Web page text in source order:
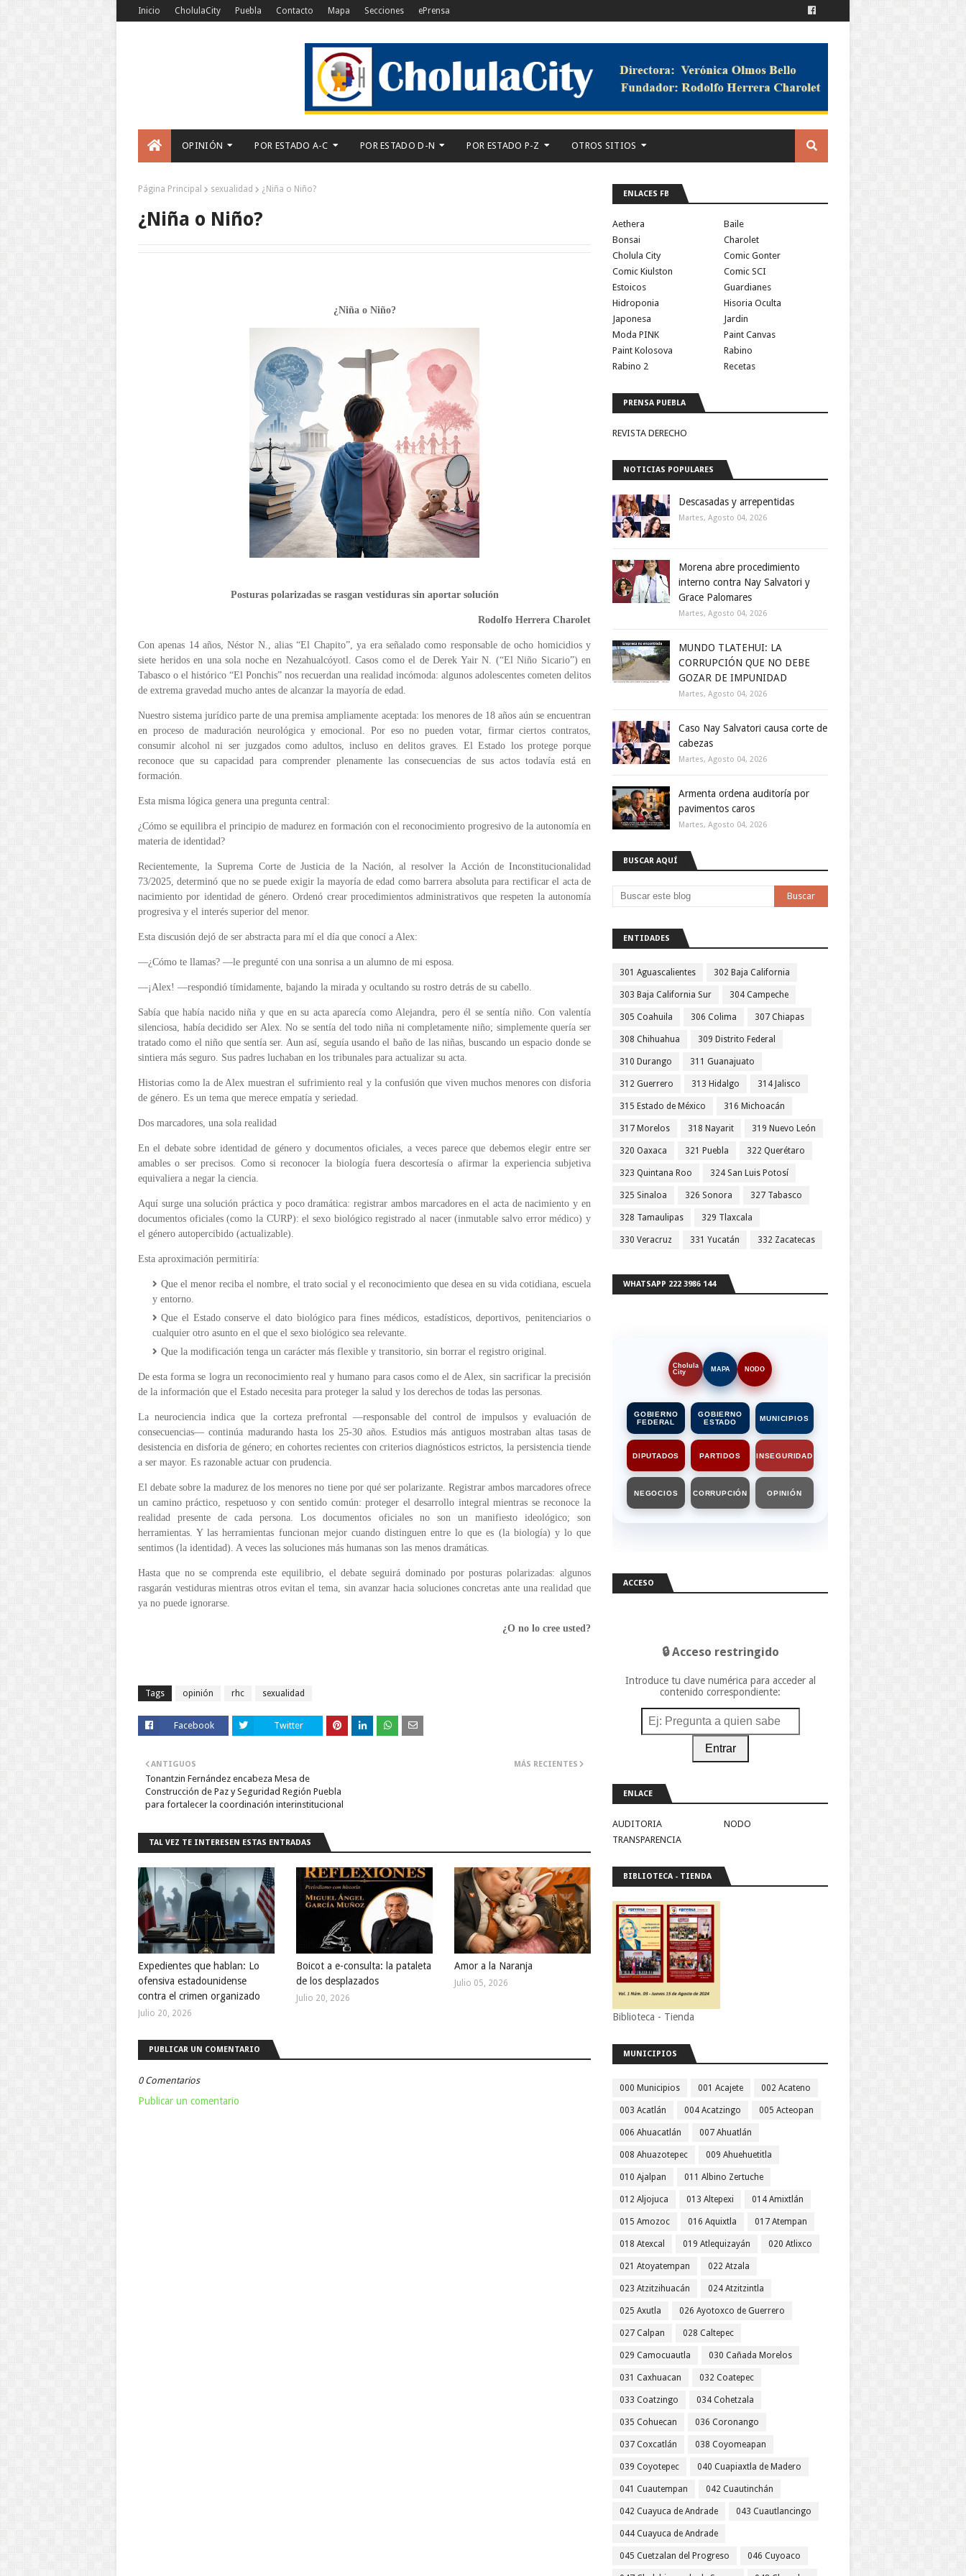
Inicio CholulaCity Puebla Contacto Mapa Secciones ePrensa
OPINIÓN POR ESTADO A-C POR ESTADO D-N POR ESTADO P-Z OTROS SITIOS
Página Principal sexualidad ¿Niña o Niño?
¿Niña o Niño?
¿Niña o Niño?
Posturas polarizadas se rasgan vestiduras sin aportar solución
Rodolfo Herrera Charolet
Con apenas 14 años, Néstor N., alias “El Chapito”, ya era señalado como responsable de ocho homicidios y
siete heridos en una sola noche en Nezahualcóyotl. Casos como el de Derek Yair N. (“El Niño Sicario”) en
Tabasco o el histórico “El Ponchis” nos recuerdan una realidad incómoda: algunos adolescentes cometen delitos
de extrema gravedad mucho antes de alcanzar la mayoría de edad.
Nuestro sistema jurídico parte de una premisa ampliamente aceptada: los menores de 18 años aún se encuentran
en proceso de maduración neurológica y emocional. Por eso no pueden votar, firmar ciertos contratos,
consumir alcohol ni ser juzgados como adultos, incluso en delitos graves. El Estado los protege porque
reconoce que su capacidad para comprender plenamente las consecuencias de sus actos todavía está en
formación.
Esta misma lógica genera una pregunta central:
¿Cómo se equilibra el principio de madurez en formación con el reconocimiento progresivo de la autonomía en
materia de identidad?
Recientemente, la Suprema Corte de Justicia de la Nación, al resolver la Acción de Inconstitucionalidad
73/2025, determinó que no se puede exigir la mayoría de edad como barrera absoluta para rectificar el acta de
nacimiento por identidad de género. Ordenó crear procedimientos administrativos que respeten la autonomía
progresiva y el interés superior del menor.
Esta discusión dejó de ser abstracta para mí el día que conocí a Alex:
—¿Cómo te llamas? —le pregunté con una sonrisa a un alumno de mi esposa.
—¡Alex! —respondió tímidamente, bajando la mirada y ocultando su rostro detrás de su cabello.
Sabía que había nacido niña y que en su acta aparecía como Alejandra, pero él se sentía niño. Con valentía
silenciosa, había decidido ser Alex. No se sentía del todo niña ni completamente niño; simplemente quería ser
tratado como el niño que sentía ser. Aun así, seguía usando el baño de las niñas, buscando un espacio donde se
sintiera más seguro. Sus padres luchaban en los tribunales para actualizar su acta.
Historias como la de Alex muestran el sufrimiento real y la confusión que viven muchos menores con disforia
de género. Es un tema que merece empatía y seriedad.
Dos marcadores, una sola realidad
En el debate sobre identidad de género y documentos oficiales, a veces parece que debemos elegir entre ser
amables o ser precisos. Como si reconocer la biología fuera descortesía o afirmar la experiencia subjetiva
equivaliera a negar la ciencia.
Aquí surge una solución práctica y poco dramática: registrar ambos marcadores en el acta de nacimiento y en
documentos oficiales (como la CURP): el sexo biológico registrado al nacer (inmutable salvo error médico) y
el género autopercibido (actualizable).
Esta aproximación permitiría:
Que el menor reciba el nombre, el trato social y el reconocimiento que desea en su vida cotidiana, escuela
y entorno.
Que el Estado conserve el dato biológico para fines médicos, estadísticos, deportivos, penitenciarios o
cualquier otro asunto en el que el sexo biológico sea relevante.
Que la modificación tenga un carácter más flexible y transitorio, sin borrar el registro original.
De esta forma se logra un reconocimiento real y humano para casos como el de Alex, sin sacrificar la precisión
de la información que el Estado necesita para proteger la salud y los derechos de todas las personas.
La neurociencia indica que la corteza prefrontal —responsable del control de impulsos y evaluación de
consecuencias— continúa madurando hasta los 25-30 años. Estudios más antiguos mostraban altas tasas de
desistencia en disforia de género; en cohortes recientes con criterios diagnósticos estrictos, la persistencia tiende
a ser mayor. Es razonable actuar con prudencia.
El debate sobre la madurez de los menores no tiene por qué ser polarizante. Registrar ambos marcadores ofrece
un camino práctico, respetuoso y con sentido común: proteger el desarrollo integral mientras se reconoce la
realidad presente de cada persona. Los documentos oficiales no son un manifiesto ideológico; son
herramientas. Y las herramientas funcionan mejor cuando distinguen entre lo que es (la biología) y lo que
sentimos (la identidad). A veces las soluciones más humanas son las menos dramáticas.
Hasta que no se comprenda este equilibrio, el debate seguirá dominado por posturas polarizadas: algunos
rasgarán vestiduras mientras otros evitan el tema, sin avanzar hacia soluciones concretas ante una realidad que
ya no puede ignorarse.
¿O no lo cree usted?
Tags opinión rhc sexualidad
Facebook Twitter
MÁS RECIENTES
ANTIGUOS
Tonantzin Fernández encabeza Mesa de
Construcción de Paz y Seguridad Región Puebla
para fortalecer la coordinación interinstitucional
TAL VEZ TE INTERESEN ESTAS ENTRADAS
Expedientes que hablan: Lo
ofensiva estadounidense
contra el crimen organizado
Julio 20, 2026
Boicot a e-consulta: la pataleta
de los desplazados
Julio 20, 2026
Amor a la Naranja
Julio 05, 2026
PUBLICAR UN COMENTARIO
0 Comentarios
Publicar un comentario
ENLACES FB
Aethera
Baile
Bonsai
Charolet
Cholula City
Comic Gonter
Comic Kiulston
Comic SCI
Estoicos
Guardianes
Hidroponia
Hisoria Oculta
Japonesa
Jardin
Moda PINK
Paint Canvas
Paint Kolosova
Rabino
Rabino 2
Recetas
PRENSA PUEBLA
REVISTA DERECHO
NOTICIAS POPULARES
Descasadas y arrepentidas
Martes, Agosto 04, 2026
Morena abre procedimiento
interno contra Nay Salvatori y
Grace Palomares
Martes, Agosto 04, 2026
MUNDO TLATEHUI: LA
CORRUPCIÓN QUE NO DEBE
GOZAR DE IMPUNIDAD
Martes, Agosto 04, 2026
Caso Nay Salvatori causa corte de
cabezas
Martes, Agosto 04, 2026
Armenta ordena auditoría por
pavimentos caros
Martes, Agosto 04, 2026
BUSCAR AQUÍ
ENTIDADES
301 Aguascalientes 302 Baja California
303 Baja California Sur 304 Campeche
305 Coahuila 306 Colima 307 Chiapas
308 Chihuahua 309 Distrito Federal
310 Durango 311 Guanajuato
312 Guerrero 313 Hidalgo 314 Jalisco
315 Estado de México 316 Michoacán
317 Morelos 318 Nayarit 319 Nuevo León
320 Oaxaca 321 Puebla 322 Querétaro
323 Quintana Roo 324 San Luis Potosí
325 Sinaloa 326 Sonora 327 Tabasco
328 Tamaulipas 329 Tlaxcala
330 Veracruz 331 Yucatán 332 Zacatecas
WHATSAPP 222 3986 144
Cholula
City
MAPA NODO
GOBIERNO
FEDERAL
GOBIERNO
ESTADO
MUNICIPIOS
DIPUTADOS PARTIDOS INSEGURIDAD
NEGOCIOS CORRUPCIÓN OPINIÓN
ACCESO
🔒 Acceso restringido
Introduce tu clave numérica para acceder al
contenido correspondiente:
Entrar
ENLACE
AUDITORIA
NODO
TRANSPARENCIA
BIBLIOTECA - TIENDA
Biblioteca - Tienda
MUNICIPIOS
000 Municipios 001 Acajete 002 Acateno
003 Acatlán 004 Acatzingo 005 Acteopan
006 Ahuacatlán 007 Ahuatlán
008 Ahuazotepec 009 Ahuehuetitla
010 Ajalpan 011 Albino Zertuche
012 Aljojuca 013 Altepexi 014 Amixtlán
015 Amozoc 016 Aquixtla 017 Atempan
018 Atexcal 019 Atlequizayán 020 Atlixco
021 Atoyatempan 022 Atzala
023 Atzitzihuacán 024 Atzitzintla
025 Axutla 026 Ayotoxco de Guerrero
027 Calpan 028 Caltepec
029 Camocuautla 030 Cañada Morelos
031 Caxhuacan 032 Coatepec
033 Coatzingo 034 Cohetzala
035 Cohuecan 036 Coronango
037 Coxcatlán 038 Coyomeapan
039 Coyotepec 040 Cuapiaxtla de Madero
041 Cuautempan 042 Cuautinchán
042 Cuayuca de Andrade 043 Cuautlancingo
044 Cuayuca de Andrade
045 Cuetzalan del Progreso 046 Cuyoaco